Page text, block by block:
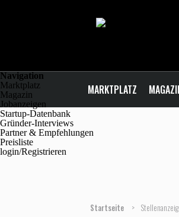
MARKTPLATZ
Navigation
Marktplatz
Magazin
Jobanzeigen
Startup-Datenbank
Gründer-Interviews
Partner & Empfehlungen
Preisliste
login/Registrieren
Startseite >